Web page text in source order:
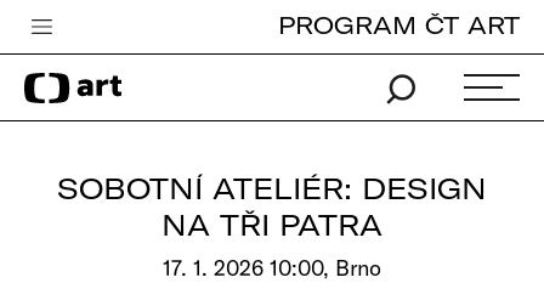
Česká televize
Zpravodajství
PROGRAM ČT ART
SOBOTNÍ ATELIÉR: DESIGN
NA TŘI PATRA
17. 1. 2026 10:00, Brno